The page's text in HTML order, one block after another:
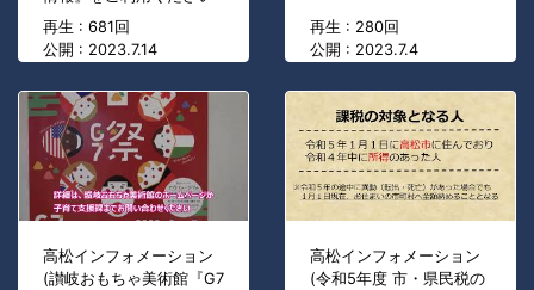
再生 : 681回
公開 : 2023.7.14
再生 : 280回
公開 : 2023.7.4
高松インフォメーション
(讃岐おもちゃ美術館『G7
高松インフォメーション
(令和5年度 市・県民税の